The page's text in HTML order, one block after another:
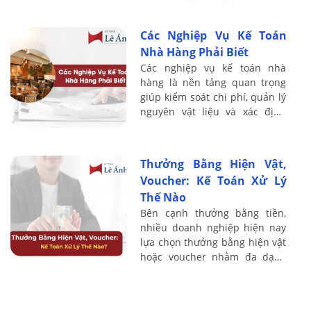
chiến, ...
Các Nghiệp Vụ Kế Toán
Nhà Hàng Phải Biết
Các nghiệp vụ kế toán nhà
hàng là nền tảng quan trọng
giúp kiểm soát chi phí, quản lý
nguyên vật liệu và xác định
thù nhà ...
Thưởng Bằng Hiện Vật,
Voucher: Kế Toán Xử Lý
Thế Nào
Bên cạnh thưởng bằng tiền,
nhiều doanh nghiệp hiện nay
lựa chọn thưởng bằng hiện vật
hoặc voucher nhằm đa dạng